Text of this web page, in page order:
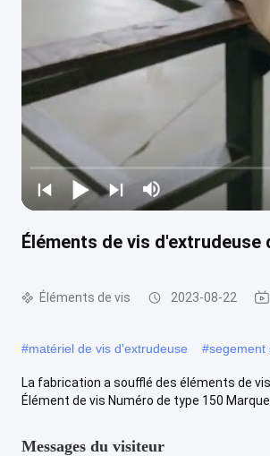
Éléments de vis
Éléments de vis 2023-08-22
#matériel de vis d'extrudeuse #segement
La fabrication a soufflé des éléments de
Élément de vis Numéro de type 150 Marque
Messages du visiteur